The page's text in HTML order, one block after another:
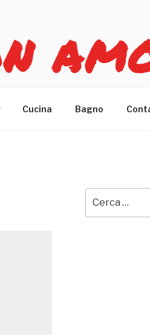
Cucina Bagno